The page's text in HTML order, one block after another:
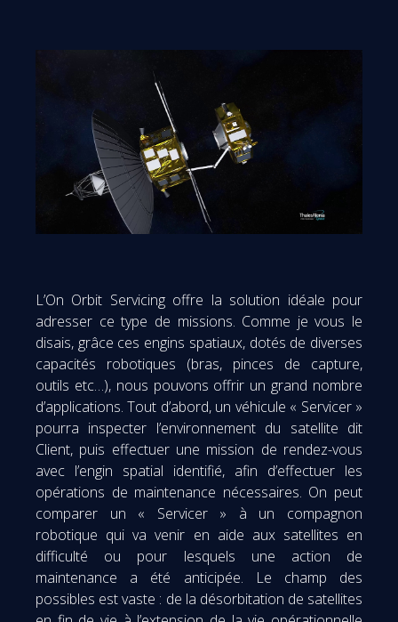
L’On Orbit Servicing offre la solution idéale pour
adresser ce type de missions. Comme je vous le
disais, grâce ces engins spatiaux, dotés de diverses
capacités robotiques (bras, pinces de capture,
outils etc…), nous pouvons offrir un grand nombre
d’applications. Tout d’abord, un véhicule « Servicer »
pourra inspecter l’environnement du satellite dit
Client, puis effectuer une mission de rendez-vous
avec l’engin spatial identifié, afin d’effectuer les
opérations de maintenance nécessaires. On peut
comparer un « Servicer » à un compagnon
robotique qui va venir en aide aux satellites en
difficulté ou pour lesquels une action de
maintenance a été anticipée. Le champ des
possibles est vaste : de la désorbitation de satellites